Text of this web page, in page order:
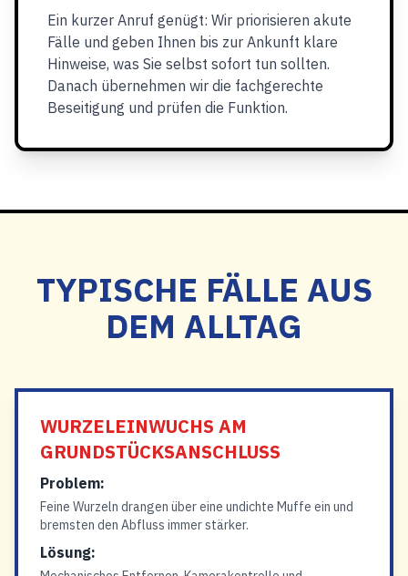
Ein kurzer Anruf genügt: Wir priorisieren akute
Fälle und geben Ihnen bis zur Ankunft klare
Hinweise, was Sie selbst sofort tun sollten.
Danach übernehmen wir die fachgerechte
Beseitigung und prüfen die Funktion.
TYPISCHE FÄLLE AUS
DEM ALLTAG
WURZELEINWUCHS AM
GRUNDSTÜCKSANSCHLUSS
Problem:
Feine Wurzeln drangen über eine undichte Muffe ein und
bremsten den Abfluss immer stärker.
Lösung: